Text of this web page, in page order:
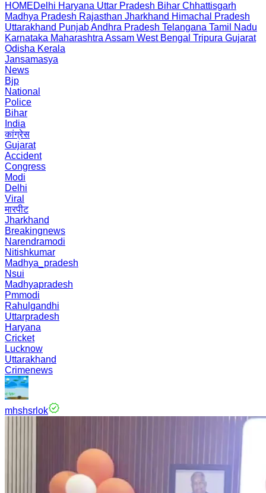
HOMEDelhi Haryana Uttar Pradesh Bihar Chhattisgarh
Madhya Pradesh Rajasthan Jharkhand Himachal Pradesh
Uttarakhand PunjabAndhra Pradesh Telangana Tamil Nadu
Karnataka Maharashtra Assam West Bengal Tripura Gujarat
Odisha Kerala
Jansamasya
News
Bjp
National
Police
Bihar
India
कांग्रेस
Gujarat
Accident
Congress
Modi
Delhi
Viral
मारपीट
Jharkhand
Breakingnews
Narendramodi
Nitishkumar
Madhya_pradesh
Nsui
Madhyapradesh
Pmmodi
Rahulgandhi
Uttarpradesh
Haryana
Cricket
Lucknow
Uttarakhand
Crimenews
mhshsrlok